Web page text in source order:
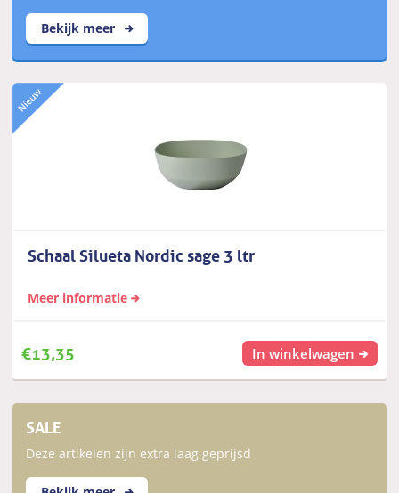
Bekijk meer
Schaal Silueta Nordic sage 3 ltr
Meer informatie
€13,35 In winkelwagen
SALE
Deze artikelen zijn extra laag geprijsd